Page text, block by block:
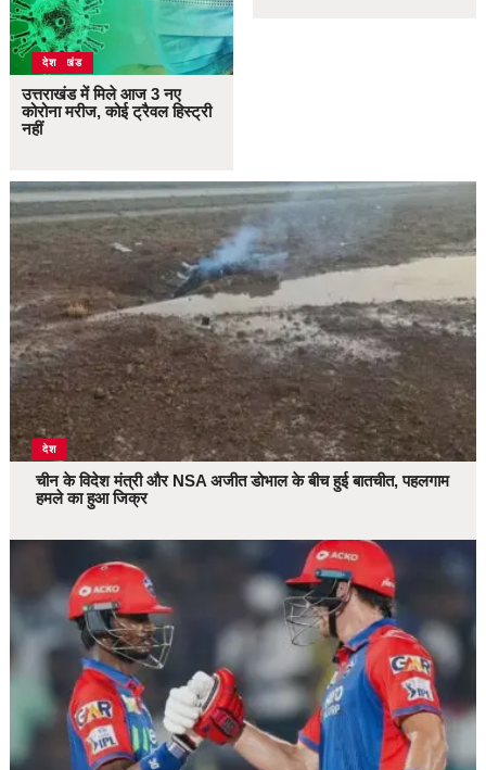
उत्तराखंड
देश
उत्तराखंड में मिले आज 3 नए
कोरोना मरीज, कोई ट्रैवल हिस्ट्री
नहीं
देश
चीन के विदेश मंत्री और NSA अजीत डोभाल के बीच हुई बातचीत, पहलगाम
हमले का हुआ जिक्र